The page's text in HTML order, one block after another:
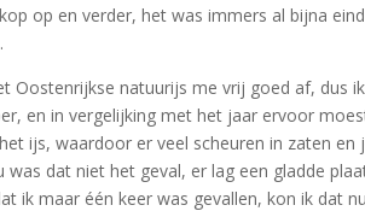
op en verder, het was immers al bijna
Oostenrijkse natuurijs me vrij goed af, dus
en in vergelijking met het jaar ervoor
ijs, waardoor er veel scheuren in zaten
dat niet het geval, er lag een gladde
ik maar één keer was gevallen, kon ik dat